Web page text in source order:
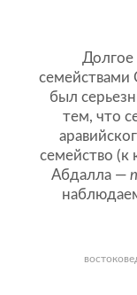
семействами
был
тем, что
семейство
Абдалла —